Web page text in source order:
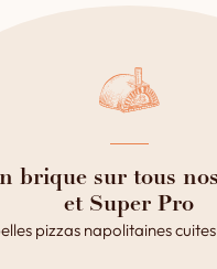
brique sur tous
et Super Pro
pizzas napolitaines